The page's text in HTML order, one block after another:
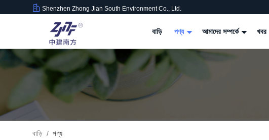
Shenzhen Zhong Jian South Environment Co., Ltd.
বাড়ি পণ্য আমাদের সম্পর্কে খবর
বাড়ি / পণ্য